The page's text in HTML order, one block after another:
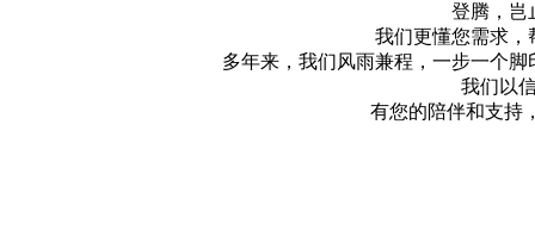
登腾，岂
我们更懂您需求，
多年来，我们风雨兼程，一步一个
我们以
有您的陪伴和支持